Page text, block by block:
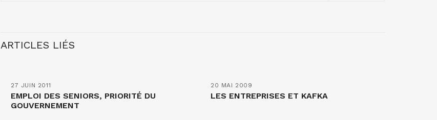
ARTICLES LIÉS
27 JUIN 2011
EMPLOI DES SENIORS, PRIORITÉ DU
GOUVERNEMENT
20 MAI 2009
LES ENTREPRISES ET KAFKA